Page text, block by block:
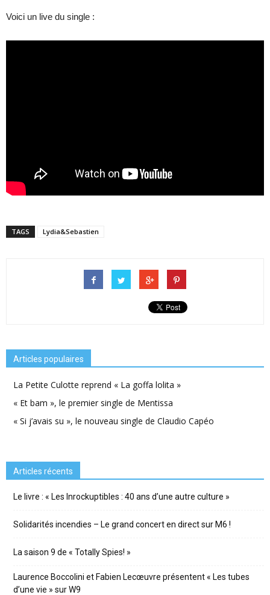
Voici un live du single :
TAGS Lydia&Sebastien
Articles populaires
La Petite Culotte reprend « La goffa lolita »
« Et bam », le premier single de Mentissa
« Si j’avais su », le nouveau single de Claudio Capéo
Articles récents
Le livre : « Les Inrockuptibles : 40 ans d’une autre culture »
Solidarités incendies – Le grand concert en direct sur M6 !
La saison 9 de « Totally Spies! »
Laurence Boccolini et Fabien Lecœuvre présentent « Les tubes
d’une vie » sur W9